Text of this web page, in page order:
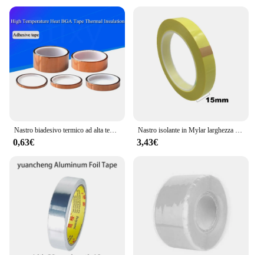
Nastro biadesivo termico ad alta temperatura nastro isolante termico nastro adesivo isolante in poliammide protezione del pannello di stampa 3D
0,63€
Nastro isolante in Mylar larghezza 15mm YX, avvolgimento per trasformatore, motore, bobina, conduttore 50 metri/rotolo giallo 1 pz
3,43€